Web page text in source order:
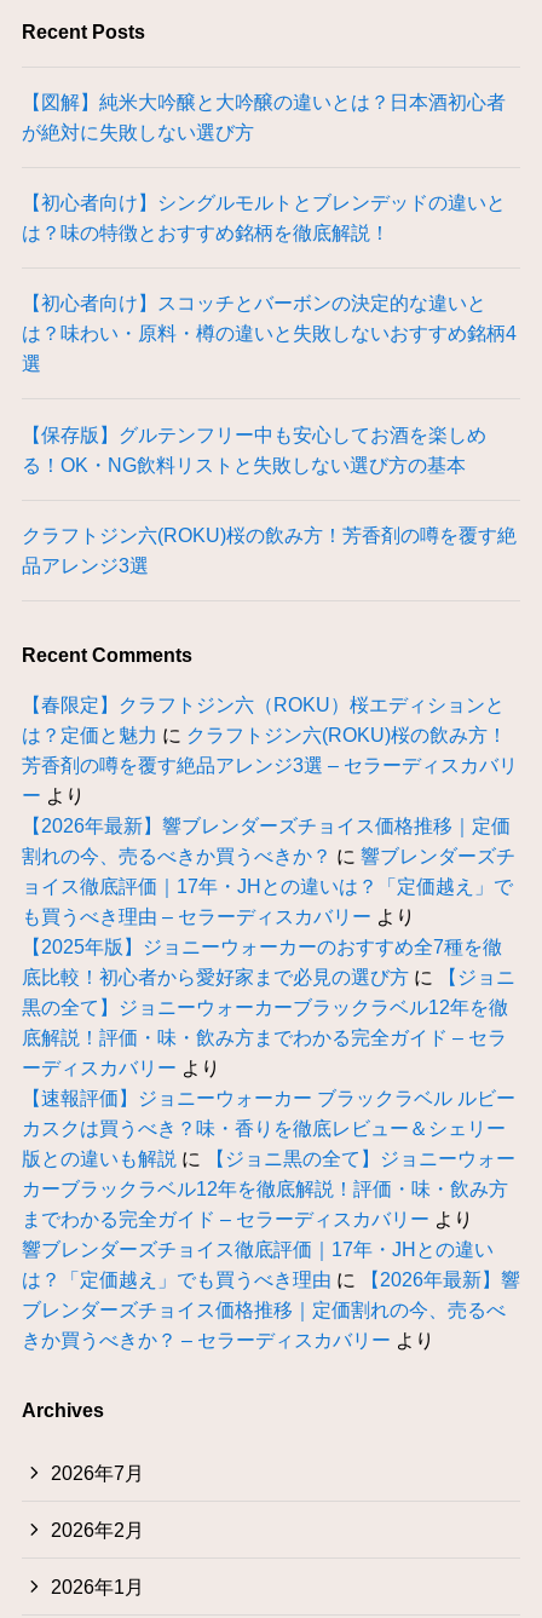
Recent Posts
【図解】純米大吟醸と大吟醸の違いとは？日本酒初心者
が絶対に失敗しない選び方
【初心者向け】シングルモルトとブレンデッドの違いと
は？味の特徴とおすすめ銘柄を徹底解説！
【初心者向け】スコッチとバーボンの決定的な違いと
は？味わい・原料・樽の違いと失敗しないおすすめ銘柄4
選
【保存版】グルテンフリー中も安心してお酒を楽しめ
る！OK・NG飲料リストと失敗しない選び方の基本
クラフトジン六(ROKU)桜の飲み方！芳香剤の噂を覆す絶
品アレンジ3選
Recent Comments
【春限定】クラフトジン六（ROKU）桜エディションと
は？定価と魅力 に クラフトジン六(ROKU)桜の飲み方！
芳香剤の噂を覆す絶品アレンジ3選 – セラーディスカバリ
ー より
【2026年最新】響ブレンダーズチョイス価格推移｜定価
割れの今、売るべきか買うべきか？ に 響ブレンダーズチ
ョイス徹底評価｜17年・JHとの違いは？「定価越え」で
も買うべき理由 – セラーディスカバリー より
【2025年版】ジョニーウォーカーのおすすめ全7種を徹
底比較！初心者から愛好家まで必見の選び方に
【ジョニ
黒の全て】ジョニーウォーカーブラックラベル12年を徹
底解説！評価・味・飲み方までわかる完全ガイド – セラ
ーディスカバリー より
【速報評価】ジョニーウォーカー ブラックラベル ルビー
カスクは買うべき？味・香りを徹底レビュー＆シェリー
版との違いも解説 に
【ジョニ黒の全て】ジョニーウォー
カーブラックラベル12年を徹底解説！評価・味・飲み方
までわかる完全ガイド – セラーディスカバリー より
響ブレンダーズチョイス徹底評価｜17年・JHとの違い
は？「定価越え」でも買うべき理由 に
【2026年最新】響
ブレンダーズチョイス価格推移｜定価割れの今、売るべ
きか買うべきか？ – セラーディスカバリー より
Archives
2026年7月
2026年2月
2026年1月